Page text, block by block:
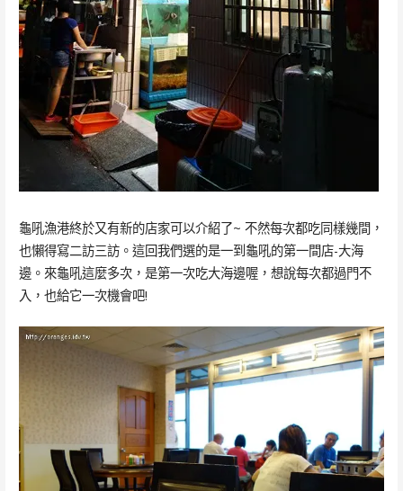
龜吼漁港終於又有新的店家可以介紹了~ 不然每次都吃同樣幾間，
也懶得寫二訪三訪。這回我們選的是一到龜吼的第一間店-大海
邊。來龜吼這麼多次，是第一次吃大海邊喔，想說每次都過門不
入，也給它一次機會吧!